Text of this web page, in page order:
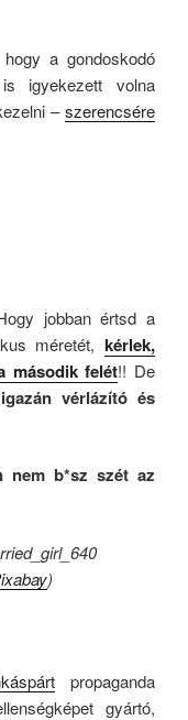
a gondoskodó
igyekezett volna
–szerencsére
jobban értsd a
méretét, kérlek,
második felét!! De
vérlázító és
nem b*sz szét az
)
propaganda
gyártó,